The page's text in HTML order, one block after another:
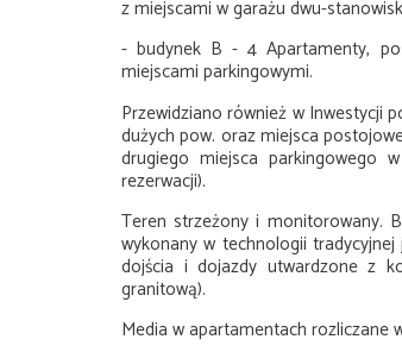
z miejscami w garażu dwu-
- budynek B - 4 Apartamenty,
miejscami parkingowymi.
Przewidziano również w Inwestycji
dużych pow. oraz miejsca
drugiego miejsca parkingowego
rezerwacji).
Teren strzeżony i monitorowany.
wykonany w technologii
dojścia i dojazdy utwardzone z
granitową).
Media w apartamentach rozliczane